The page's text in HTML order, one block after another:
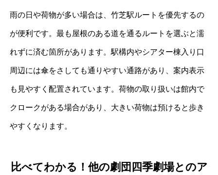
雨の日や荷物が多い場合は、竹芝駅ルートを優先するの
が便利です。最も屋根のある道を通るルートを選ぶと濡
れずに済む箇所があります。駅構内やシアター棟入り口
周辺には傘をさしても通りやすい通路があり、案内表示
も見やすく配置されています。荷物の取り扱いは館内で
クロークがある場合があり、大きい荷物は預けると歩き
やすくなります。
比べてわかる！他の劇団四季劇場とのア